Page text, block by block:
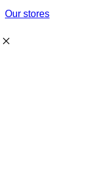
Our stores